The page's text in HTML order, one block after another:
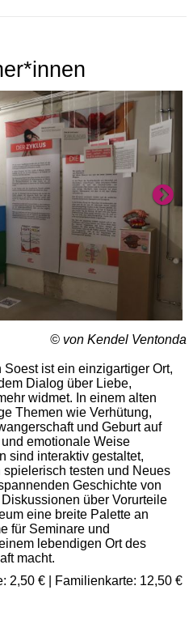
© von Kendel Ventonda
ist ein einzigartiger Ort,
Dialog über Liebe,
widmet. In einem alten
Themen wie Verhütung,
und Geburt auf
emotionale Weise
sind interaktiv gestaltet,
testen und Neues
Geschichte von
über Vorurteile
eine breite Palette an
für Seminare und
lebendigen Ort des
macht.
2,50 € | Familienkarte: 12,50 €